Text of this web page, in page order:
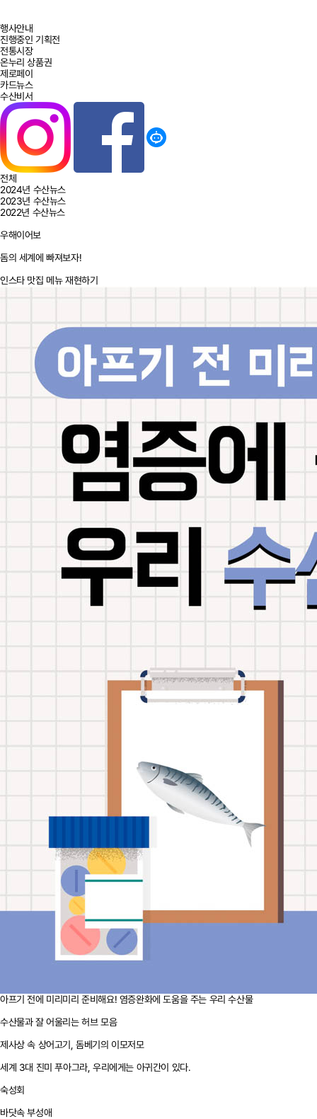
행사안내
진행중인 기획전
전통시장
온누리 상품권
제로페이
카드뉴스
수산비서
전체
2024년 수산뉴스
2023년 수산뉴스
2022년 수산뉴스
우해이어보
돔의 세계에 빠져보자!
인스타 맛집 메뉴 재현하기
아프기 전에 미리미리 준비해요! 염증완화에 도움을 주는 우리 수산물
수산물과 잘 어울리는 허브 모음
제사상 속 상어고기, 돔베기의 이모저모
세계 3대 진미 푸아그라, 우리에게는 아귀간이 있다.
숙성회
바닷속 부성애